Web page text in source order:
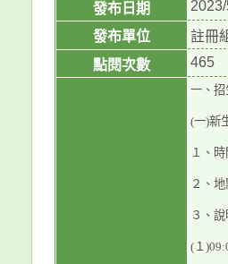
發布日期
發布單位
註冊
點閱次數
465
一、招
(一)新
１、
２、
３、
(１